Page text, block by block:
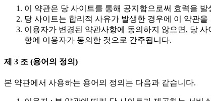
이 약관은 당 사이트를 통해 공지함으로써 효력을 발
당 사이트는 합리적 사유가 발생한 경우에 이 약관
이용자가 변경된 약관사항에 동의하지 않으면, 당
항에 이용자가 동의한 것으로 간주됩니다.
제 3 조 (용어의 정의)
본 약관에서 사용하는 용어의 정의는 다음과 같습니다.